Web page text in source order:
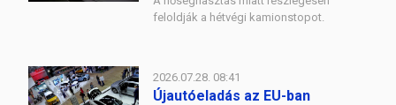
feloldják a hétvégi kamionstopot.
2026.07.28. 08:41
Újautóeladás az EU-ban